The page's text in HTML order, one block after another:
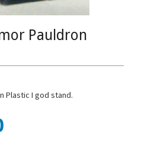
Pauldron
Plastic I god stand.